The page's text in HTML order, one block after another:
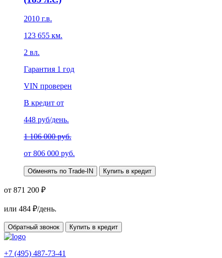
2010 г.в.
123 655 км.
2 вл.
Гарантия 1 год
VIN проверен
В кредит от
448 руб/день.
1 106 000 руб.
от 806 000 руб.
Обменять по Trade-IN Купить в кредит
от 871 200 ₽
или 484 ₽/день.
Обратный звонок Купить в кредит
+7 (495) 487-73-41